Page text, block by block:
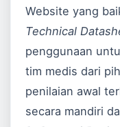
Website yang
Technical
penggunaan
tim medis dari
penilaian awal
secara mandiri